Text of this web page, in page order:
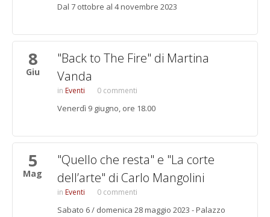
Dal 7 ottobre al 4 novembre 2023
8
Giu
"Back to The Fire" di Martina
Vanda
Eventi 0 commenti
Venerdì 9 giugno, ore 18.00
5
Mag
"Quello che resta" e "La corte
dell’arte" di Carlo Mangolini
Eventi 0 commenti
Sabato 6 / domenica 28 maggio 2023 - Palazzo